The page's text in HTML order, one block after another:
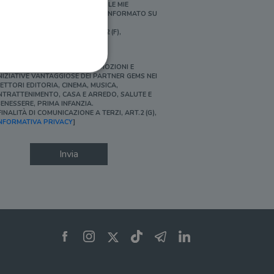
PERSONALIZZATE E IN LINEA CON LE MIE
ABITUDINI DI ACQUISTO, ESSERE INFORMATO SU
[FINALITÀ DI PROFILAZIONE, ART.2 (F),
SÌ, DESIDERO ACCEDERE A PROMOZIONI E
VANTAGGIOSE DEI PARTNER GEMS NEI
EDITORIA, CINEMA, MUSICA,
CASA E ARREDO, SALUTE E
PRIMA INFANZIA.
DI COMUNICAZIONE A TERZI, ART.2 (G),
PRIVACY]
Invia
dell'account. Il sito
per il dominio corrente.